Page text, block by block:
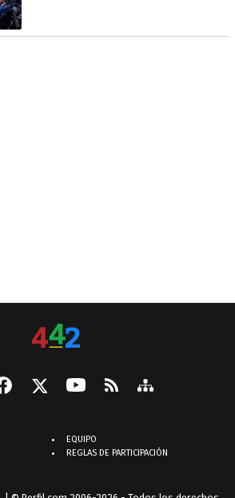
EQUIPO
REGLAS DE PARTICIPACIÓN